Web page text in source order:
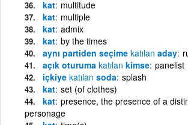
kat multitude
kat multiple
kat admix
kat by the times
aynı partiden seçime katılan aday
açık oturuma katılan kimse panelist
içkiye katılan soda splash
kat set (of clothes)
kat presence, the presence of a
personage